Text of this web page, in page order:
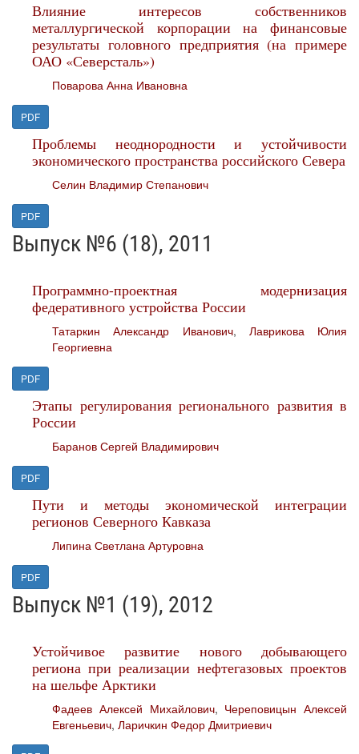
Влияние интересов собственников
металлургической корпорации на финансовые
результаты головного предприятия (на примере
ОАО «Северсталь»)
Поварова Анна Ивановна
PDF
Проблемы неоднородности и устойчивости
экономического пространства российского Севера
Селин Владимир Степанович
PDF
Выпуск №6 (18), 2011
Программно-проектная модернизация
федеративного устройства России
Татаркин Александр Иванович, Лаврикова Юлия
Георгиевна
PDF
Этапы регулирования регионального развития в
России
Баранов Сергей Владимирович
PDF
Пути и методы экономической интеграции
регионов Северного Кавказа
Липина Светлана Артуровна
PDF
Выпуск №1 (19), 2012
Устойчивое развитие нового добывающего
региона при реализации нефтегазовых проектов
на шельфе Арктики
Фадеев Алексей Михайлович, Череповицын Алексей
Евгеньевич, Ларичкин Федор Дмитриевич